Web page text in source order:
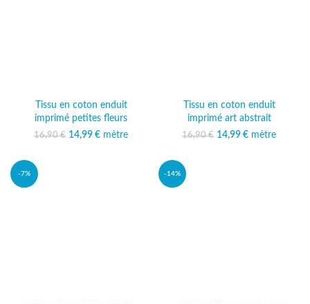
Tissu en coton enduit
imprimé petites fleurs
16,90€ Le prix initial était :
14,99 €
Le prix
mètre
Tissu en coton enduit
imprimé art abstrait
16,90€ Le prix initial était :
14,99 €
Le prix
mètre
-7% -14%